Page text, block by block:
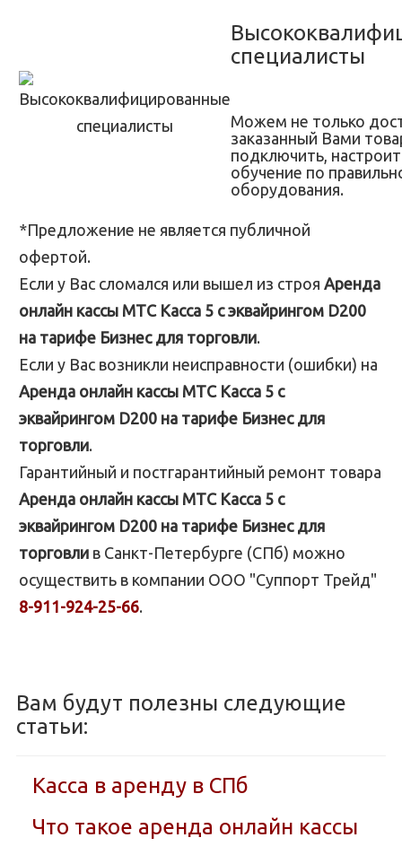
специалисты
Можем не только
заказанный Вами
подключить,
обучение по
оборудования.
*Предложение не является публичной
офертой.
Если у Вас сломался или вышел из строя Аренда
онлайн кассы МТС Касса 5 с эквайрингом D200
на тарифе Бизнес для торговли.
Если у Вас возникли неисправности (ошибки) на
Аренда онлайн кассы МТС Касса 5 с
эквайрингом D200 на тарифе Бизнес для
торговли.
Гарантийный и постгарантийный ремонт товара
Аренда онлайн кассы МТС Касса 5 с
эквайрингом D200 на тарифе Бизнес для
торговли в Санкт-Петербурге (СПб) можно
осуществить в компании ООО "Суппорт Трейд"
8-911-924-25-66.
Вам будут полезны следующие
статьи:
Касса в аренду в СПб
Что такое аренда онлайн кассы